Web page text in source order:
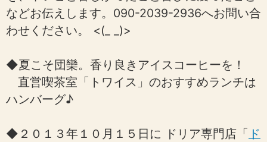
などお伝えします。090-2039-2936へお問い合
わせください。 <(_ _)>
◆夏こそ団欒。香り良きアイスコーヒーを！
直営喫茶室「トワイス」のおすすめランチは
ハンバーグ♪
◆２０１３年１０月１５日に ドリア専門店「 ド